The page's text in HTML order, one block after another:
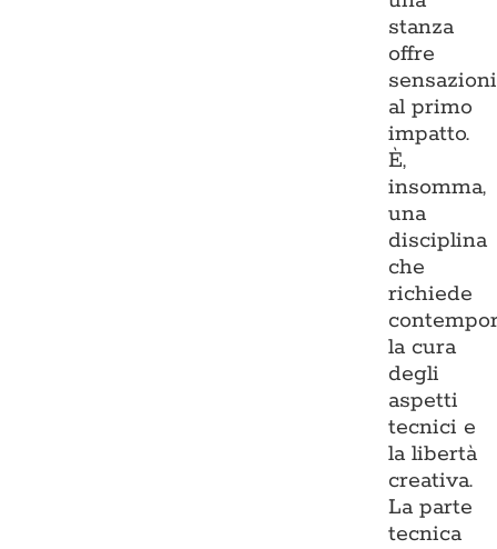
stanza
offre
sensazioni
al primo
impatto.
È,
insomma,
una
disciplina
che
richiede
la cura
degli
aspetti
tecnici e
la libertà
creativa.
La parte
tecnica